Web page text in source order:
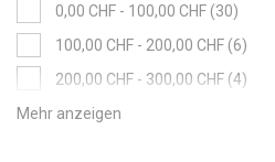
0,00 CHF - 100,00 CHF 30items
100,00 CHF - 200,00 CHF 6items
200,00 CHF - 300,00 CHF 4items
300,00 CHF